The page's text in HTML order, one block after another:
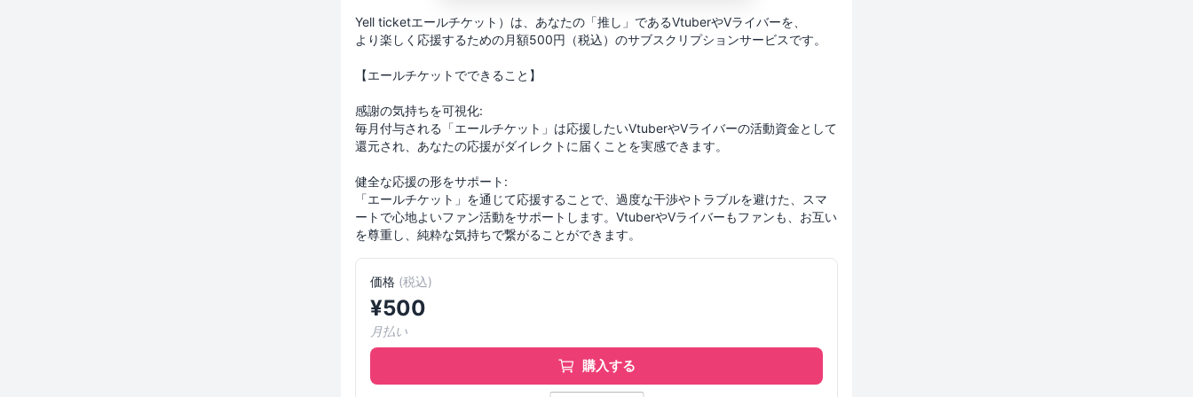
Yell ticketエールチケット）は、あなたの「推し」であるVtuberやVライバーを、
より楽しく応援するための月額500円（税込）のサブスクリプションサービスです。
【エールチケットでできること】
感謝の気持ちを可視化:
毎月付与される「エールチケット」は応援したいVtuberやVライバーの活動資金として
還元され、あなたの応援がダイレクトに届くことを実感できます。
健全な応援の形をサポート:
「エールチケット」を通じて応援することで、過度な干渉やトラブルを避けた、スマ
ートで心地よいファン活動をサポートします。VtuberやVライバーもファンも、お互い
を尊重し、純粋な気持ちで繋がることができます。
価格 (税込)
¥500
月払い
購入する